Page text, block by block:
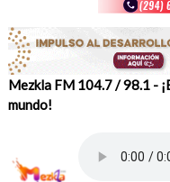
Mezkla FM 104.7 / 98.1 -
mundo!